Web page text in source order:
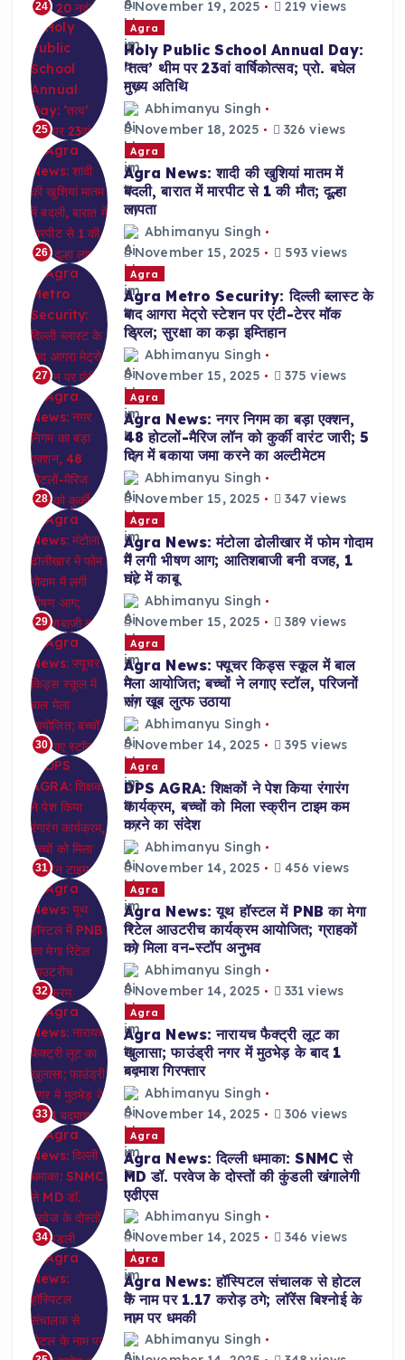
24
November 19, 2025
219 views
25
Agra
Holy Public School Annual Day:
‘तत्व’ थीम पर 23वां वार्षिकोत्सव; प्रो. बघेल
मुख्य अतिथि
Abhimanyu Singh
November 18, 2025
326 views
26
Agra
Agra News: शादी की खुशियां मातम में
बदली, बारात में मारपीट से 1 की मौत; दूल्हा
लापता
Abhimanyu Singh
November 15, 2025
593 views
27
Agra
Agra Metro Security: दिल्ली ब्लास्ट के
बाद आगरा मेट्रो स्टेशन पर एंटी-टेरर मॉक
ड्रिल; सुरक्षा का कड़ा इम्तिहान
Abhimanyu Singh
November 15, 2025
375 views
28
Agra
Agra News: नगर निगम का बड़ा एक्शन,
48 होटलों-मैरिज लॉन को कुर्की वारंट जारी; 5
दिन में बकाया जमा करने का अल्टीमेटम
Abhimanyu Singh
November 15, 2025
347 views
29
Agra
Agra News: मंटोला ढोलीखार में फोम गोदाम
में लगी भीषण आग; आतिशबाजी बनी वजह, 1
घंटे में काबू
Abhimanyu Singh
November 15, 2025
389 views
30
Agra
Agra News: फ्यूचर किड्स स्कूल में बाल
मेला आयोजित; बच्चों ने लगाए स्टॉल, परिजनों
संग खूब लुत्फ उठाया
Abhimanyu Singh
November 14, 2025
395 views
31
Agra
DPS AGRA: शिक्षकों ने पेश किया रंगारंग
कार्यक्रम, बच्चों को मिला स्क्रीन टाइम कम
करने का संदेश
Abhimanyu Singh
November 14, 2025
456 views
32
Agra
Agra News: यूथ हॉस्टल में PNB का मेगा
रिटेल आउटरीच कार्यक्रम आयोजित; ग्राहकों
को मिला वन-स्टॉप अनुभव
Abhimanyu Singh
November 14, 2025
331 views
33
Agra
Agra News: नारायच फैक्ट्री लूट का
खुलासा; फाउंड्री नगर में मुठभेड़ के बाद 1
बदमाश गिरफ्तार
Abhimanyu Singh
November 14, 2025
306 views
34
Agra
Agra News: दिल्ली धमाका: SNMC से
MD डॉ. परवेज के दोस्तों की कुंडली खंगालेगी
एटीएस
Abhimanyu Singh
November 14, 2025
346 views
Agra
Agra News: हॉस्पिटल संचालक से होटल
के नाम पर 1.17 करोड़ ठगे; लॉरेंस बिश्नोई के
नाम पर धमकी
Abhimanyu Singh